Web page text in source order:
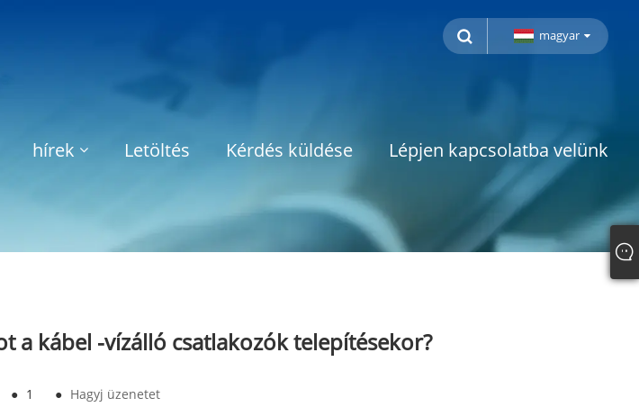
magyar
hírek Letöltés Kérdés küldése Lépjen kapcsolatba velünk
a kábel -vízálló csatlakozók telepítésekor?
● 1 ● Hagyj üzenetet